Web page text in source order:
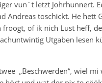
vun´t letzt Johrhunnert.
Andreas toschickt. He hett
of ik nich Lust heff,
Utgaben lesen
„Beschwerden“, wiel